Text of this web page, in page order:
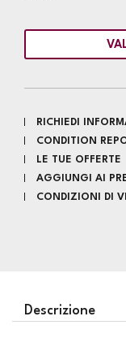
RICHIEDI
CONDITION
LE TUE OFFERTE
AGGIUNGI AI
CONDIZIONI DI
Descrizione